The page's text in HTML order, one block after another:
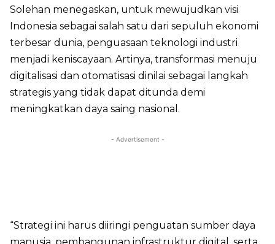
Solehan menegaskan, untuk mewujudkan visi
Indonesia sebagai salah satu dari sepuluh ekonomi
terbesar dunia, penguasaan teknologi industri
menjadi keniscayaan. Artinya, transformasi menuju
digitalisasi dan otomatisasi dinilai sebagai langkah
strategis yang tidak dapat ditunda demi
meningkatkan daya saing nasional.
- Advertisement -
“Strategi ini harus diiringi penguatan sumber daya